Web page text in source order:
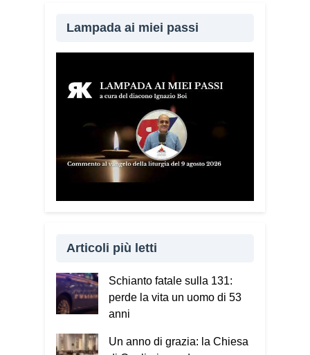
Lampada ai miei passi
Articoli più letti
Schianto fatale sulla 131:
perde la vita un uomo di 53
anni
Un anno di grazia: la Chiesa